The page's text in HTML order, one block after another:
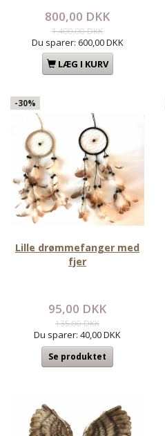
800,00 DKK
1.400,00 DKK
Du sparer: 600,00 DKK
LÆG I KURV
-30%
Lille drømmefanger med
fjer
95,00 DKK
135,00 DKK
Du sparer: 40,00 DKK
Se produktet